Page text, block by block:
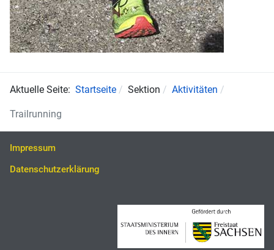
Aktuelle Seite: Startseite Sektion Aktivitäten
Trailrunning
Impressum
Datenschutzerklärung